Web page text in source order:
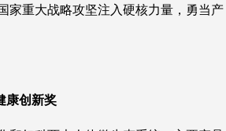
家重大战略攻坚注入硬核力量，勇当产
康创新奖